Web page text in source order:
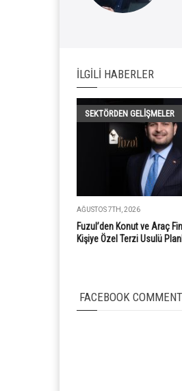
İLGILI HABERLER
SEKTÖRDEN GELIŞMELER
AĞUSTOS 7TH, 2026
Fuzul’den Konut ve Araç
Kişiye Özel Terzi Usulü
FACEBOOK